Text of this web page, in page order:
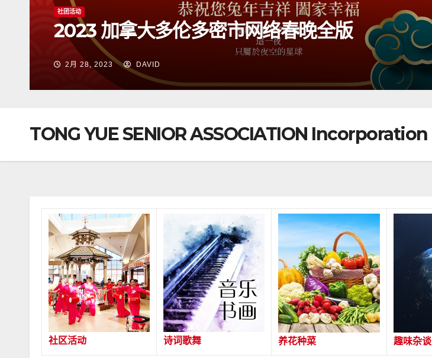
社团活动
2023 加拿大多伦多密市网络春晚全版
2月 28, 2023 DAVID
TONG YUE SENIOR ASSOCIATION Incorporation
社区活动 诗词歌舞 养花种菜 趣味杂谈